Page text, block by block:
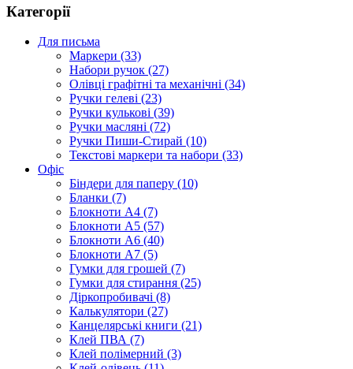
Категорії
Для письма
Маркери (33)
Набори ручок (27)
Олівці графітні та механічні (34)
Ручки гелеві (23)
Ручки кулькові (39)
Ручки масляні (72)
Ручки Пиши-Стирай (10)
Текстові маркери та набори (33)
Офіс
Біндери для паперу (10)
Бланки (7)
Блокноти А4 (7)
Блокноти А5 (57)
Блокноти А6 (40)
Блокноти А7 (5)
Гумки для грошей (7)
Гумки для стирання (25)
Діркопробивачі (8)
Калькулятори (27)
Канцелярські книги (21)
Клей ПВА (7)
Клей полімерний (3)